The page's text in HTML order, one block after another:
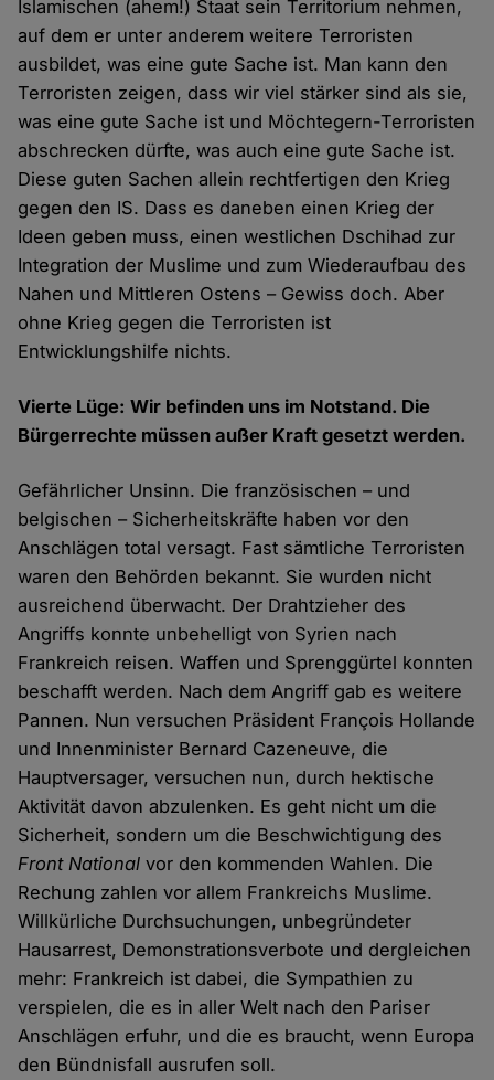
Islamischen (ahem!) Staat sein Territorium nehmen,
auf dem er unter anderem weitere Terroristen
ausbildet, was eine gute Sache ist. Man kann den
Terroristen zeigen, dass wir viel stärker sind als sie,
was eine gute Sache ist und Möchtegern-Terroristen
abschrecken dürfte, was auch eine gute Sache ist.
Diese guten Sachen allein rechtfertigen den Krieg
gegen den IS. Dass es daneben einen Krieg der
Ideen geben muss, einen westlichen Dschihad zur
Integration der Muslime und zum Wiederaufbau des
Nahen und Mittleren Ostens – Gewiss doch. Aber
ohne Krieg gegen die Terroristen ist
Entwicklungshilfe nichts.
Vierte Lüge: Wir befinden uns im Notstand. Die
Bürgerrechte müssen außer Kraft gesetzt werden.
Gefährlicher Unsinn. Die französischen – und
belgischen – Sicherheitskräfte haben vor den
Anschlägen total versagt. Fast sämtliche Terroristen
waren den Behörden bekannt. Sie wurden nicht
ausreichend überwacht. Der Drahtzieher des
Angriffs konnte unbehelligt von Syrien nach
Frankreich reisen. Waffen und Sprenggürtel konnten
beschafft werden. Nach dem Angriff gab es weitere
Pannen. Nun versuchen Präsident François Hollande
und Innenminister Bernard Cazeneuve, die
Hauptversager, versuchen nun, durch hektische
Aktivität davon abzulenken. Es geht nicht um die
Sicherheit, sondern um die Beschwichtigung des
Front National vor den kommenden Wahlen. Die
Rechung zahlen vor allem Frankreichs Muslime.
Willkürliche Durchsuchungen, unbegründeter
Hausarrest, Demonstrationsverbote und dergleichen
mehr: Frankreich ist dabei, die Sympathien zu
verspielen, die es in aller Welt nach den Pariser
Anschlägen erfuhr, und die es braucht, wenn Europa
den Bündnisfall ausrufen soll.